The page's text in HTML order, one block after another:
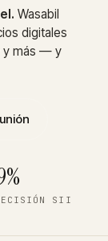
Wasabil
digitales
y más — y
%
SII